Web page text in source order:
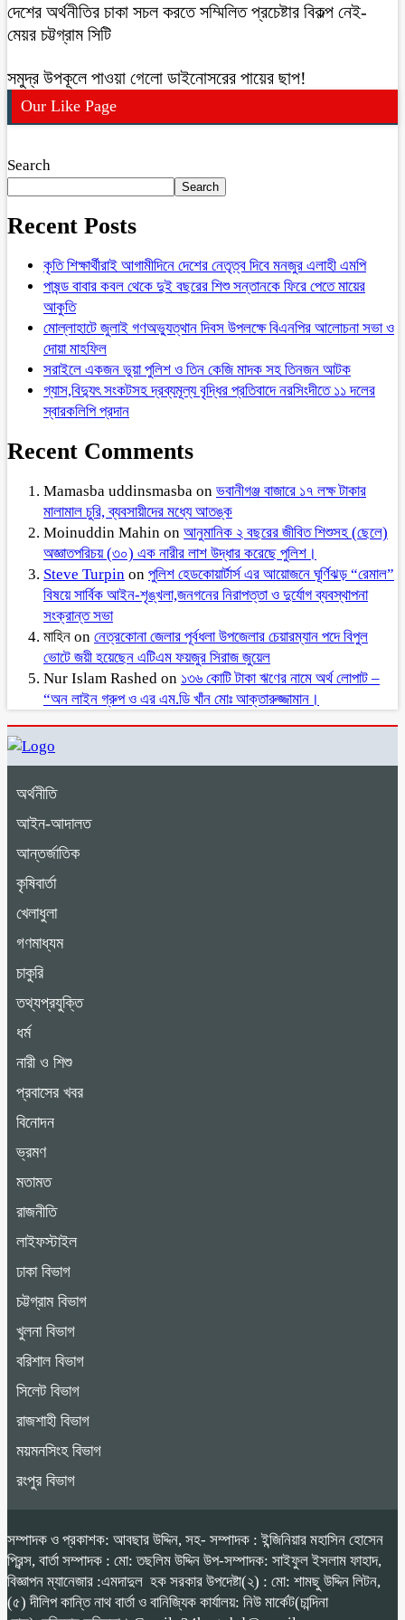
দেশের অর্থনীতির চাকা সচল করতে সম্মিলিত প্রচেষ্টার বিকল্প নেই-
মেয়র চট্টগ্রাম সিটি
সমুদ্র উপকূলে পাওয়া গেলো ডাইনোসরের পায়ের ছাপ!
Our Like Page
Search
Search
Recent Posts
কৃতি শিক্ষার্থীরাই আগামীদিনে দেশের নেতৃত্ব দিবে মনজুর এলাহী এমপি
পাষন্ড বাবার কবল থেকে দুই বছরের শিশু সন্তানকে ফিরে পেতে মায়ের
আকুতি
মোল্লাহাটে জুলাই গণঅভ্যুত্থান দিবস উপলক্ষে বিএনপির আলোচনা সভা ও
দোয়া মাহফিল
সরাইলে একজন ভুয়া পুলিশ ও তিন কেজি মাদক সহ তিনজন আটক
গ্যাস,বিদ্যুৎ সংকটসহ দ্রব্যমূল্য বৃদ্ধির প্রতিবাদে নরসিংদীতে ১১ দলের
স্বারকলিপি প্রদান
Recent Comments
Mamasba uddinsmasba on ভবানীগঞ্জ বাজারে ১৭ লক্ষ টাকার
মালামাল চুরি, ব্যবসায়ীদের মধ্যে আতঙ্ক
Moinuddin Mahin on আনুমানিক ২ বছরের জীবিত শিশুসহ (ছেলে)
অজ্ঞাতপরিচয় (৩০) এক নারীর লাশ উদ্ধার করেছে পুলিশ।
Steve Turpin on পুলিশ হেডকোয়ার্টার্স এর আয়োজনে ঘূর্ণিঝড় “রেমাল”
বিষয়ে সার্বিক আইন-শৃঙ্খলা,জনগনের নিরাপত্তা ও দুর্যোগ ব্যবস্থাপনা
সংক্রান্ত সভা
মাহিন on নেত্রকোনা জেলার পূর্বধলা উপজেলার চেয়ারম্যান পদে বিপুল
ভোটে জয়ী হয়েছেন এটিএম ফয়জুর সিরাজ জুয়েল
Nur Islam Rashed on ১৩৬ কোটি টাকা ঋণের নামে অর্থ লোপাট –
“অন লাইন গ্রুপ ও এর এম.ডি খাঁন মোঃ আক্তারুজ্জামান।
অর্থনীতি
আইন-আদালত
আন্তর্জাতিক
কৃষিবার্তা
খেলাধুলা
গণমাধ্যম
চাকুরি
তথ্যপ্রযুক্তি
ধর্ম
নারী ও শিশু
প্রবাসের খবর
বিনোদন
ভ্রমণ
মতামত
রাজনীতি
লাইফস্টাইল
ঢাকা বিভাগ
চট্টগ্রাম বিভাগ
খুলনা বিভাগ
বরিশাল বিভাগ
সিলেট বিভাগ
রাজশাহী বিভাগ
ময়মনসিংহ বিভাগ
রংপুর বিভাগ
সম্পাদক ও প্রকাশক: আবছার উদ্দিন, সহ- সম্পাদক : ইন্জিনিয়ার মহাসিন হোসেন
প্রিন্স, বার্তা সম্পাদক : মো: তছলিম উদ্দিন উপ-সম্পাদক: সাইফুল ইসলাম ফাহাদ,
বিজ্ঞাপন ম্যানেজার :এমদাদুল হক সরকার উপদেষ্টা(২) : মো: শামছু উদ্দিন লিটন,
(৫) দীলিপ কান্তি নাথ বার্তা ও বানিজ্যিক কার্যালয়: নিউ মার্কেট(চান্দিনা